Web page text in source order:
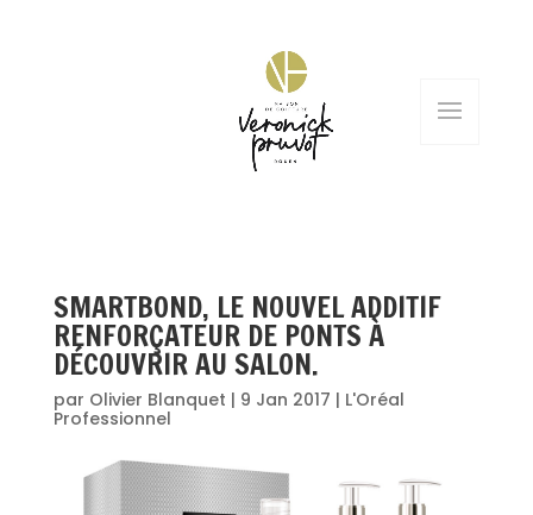
SMARTBOND, LE NOUVEL ADDITIF
RENFORÇATEUR DE PONTS À
DÉCOUVRIR AU SALON.
par Olivier Blanquet | 9 Jan 2017 | L'Oréal
Professionnel